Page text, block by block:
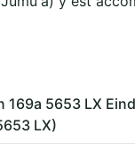
169a 5653 LX
LX)